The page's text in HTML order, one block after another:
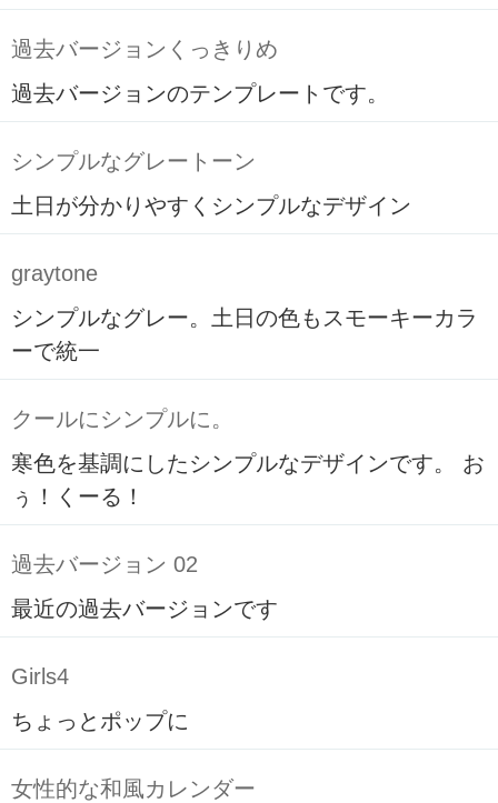
過去バージョンくっきりめ
過去バージョンのテンプレートです。
シンプルなグレートーン
土日が分かりやすくシンプルなデザイン
graytone
シンプルなグレー。土日の色もスモーキーカラ
ーで統一
クールにシンプルに。
寒色を基調にしたシンプルなデザインです。 お
ぅ！くーる！
過去バージョン 02
最近の過去バージョンです
Girls4
ちょっとポップに
女性的な和風カレンダー